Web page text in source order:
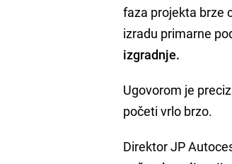
faza projekta brze
izradu primarne
izgradnje.
Ugovorom je
početi vrlo brzo.
Direktor JP